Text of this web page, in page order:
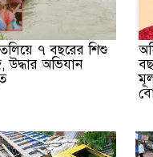
৭ বছরের শিশু
উদ্ধার অভিযান